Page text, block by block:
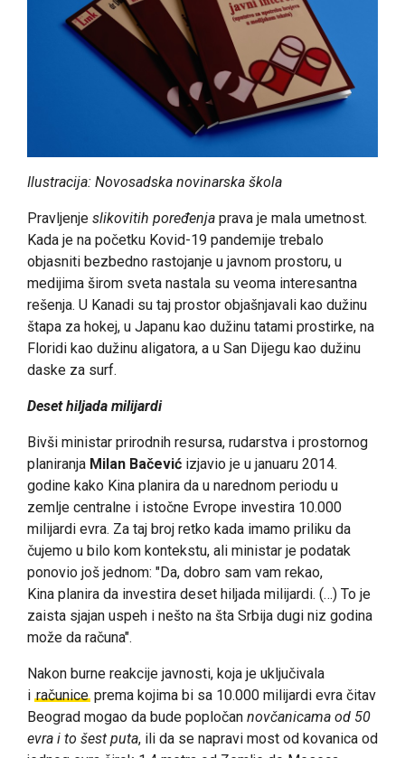
Ilustracija: Novosadska novinarska škola
Pravljenje slikovitih poređenja prava je mala umetnost.
Kada je na početku Kovid-19 pandemije trebalo
objasniti bezbedno rastojanje u javnom prostoru, u
medijima širom sveta nastala su veoma interesantna
rešenja. U Kanadi su taj prostor objašnjavali kao dužinu
štapa za hokej, u Japanu kao dužinu tatami prostirke, na
Floridi kao dužinu aligatora, a u San Dijegu kao dužinu
daske za surf.
Deset hiljada milijardi
Bivši ministar prirodnih resursa, rudarstva i prostornog
planiranja Milan Bačević izjavio je u januaru 2014.
godine kako Kina planira da u narednom periodu u
zemlje centralne i istočne Evrope investira 10.000
milijardi evra. Za taj broj retko kada imamo priliku da
čujemo u bilo kom kontekstu, ali ministar je podatak
ponovio još jednom: "Da, dobro sam vam rekao,
Kina planira da investira deset hiljada milijardi. (…) To je
zaista sjajan uspeh i nešto na šta Srbija dugi niz godina
može da računa".
Nakon burne reakcije javnosti, koja je uključivala
i računice prema kojima bi sa 10.000 milijardi evra čitav
Beograd mogao da bude popločan novčanicama od 50
evra i to šest puta, ili da se napravi most od kovanica od